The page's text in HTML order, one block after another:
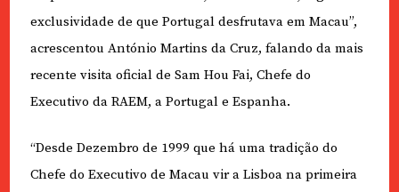
exclusividade de que Portugal desfrutava em Macau”,
acrescentou António Martins da Cruz, falando da mais
recente visita oficial de Sam Hou Fai, Chefe do
Executivo da RAEM, a Portugal e Espanha.
“Desde Dezembro de 1999 que há uma tradição do
Chefe do Executivo de Macau vir a Lisboa na primeira